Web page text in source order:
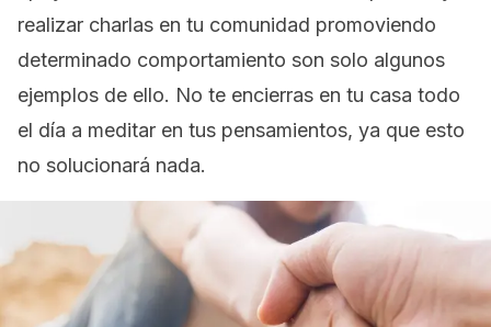
realizar charlas en tu comunidad promoviendo
determinado comportamiento son solo algunos
ejemplos de ello. No te encierras en tu casa todo
el día a meditar en tus pensamientos, ya que esto
no solucionará nada.